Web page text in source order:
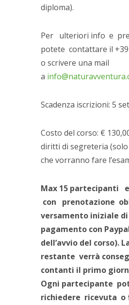
diploma).
Per ulteriori info e
potete contattare il +39
o scrivere una mail
a
Scadenza iscrizioni: 5
Costo del corso: €
diritti di segreteria
che vorranno fare
Max 15 partecipanti
con prenotazione
versamento iniziale
pagamento con
dell’avvio del corso).
restante verrà
contanti il primo
Ogni partecipante
richiedere ricevuta